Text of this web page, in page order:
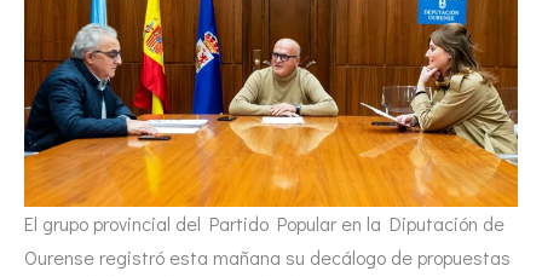
El grupo provincial del Partido Popular en la Diputación de
Ourense registró esta mañana su decálogo de propuestas